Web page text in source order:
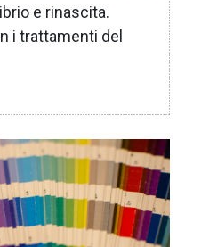
e rinascita.
i trattamenti del